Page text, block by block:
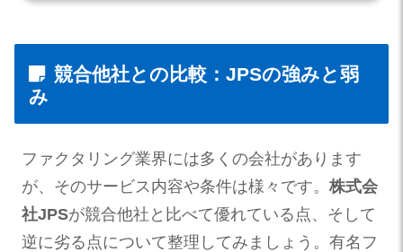
競合他社との比較：JPSの強みと弱
み
ファクタリング業界には多くの会社があります
が、そのサービス内容や条件は様々です。 株式会
社JPSが競合他社と比べて優れている点、そして
逆に劣る点について整理してみましょう。有名フ